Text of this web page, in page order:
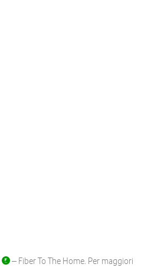
– Fiber To The Home. Per maggiori